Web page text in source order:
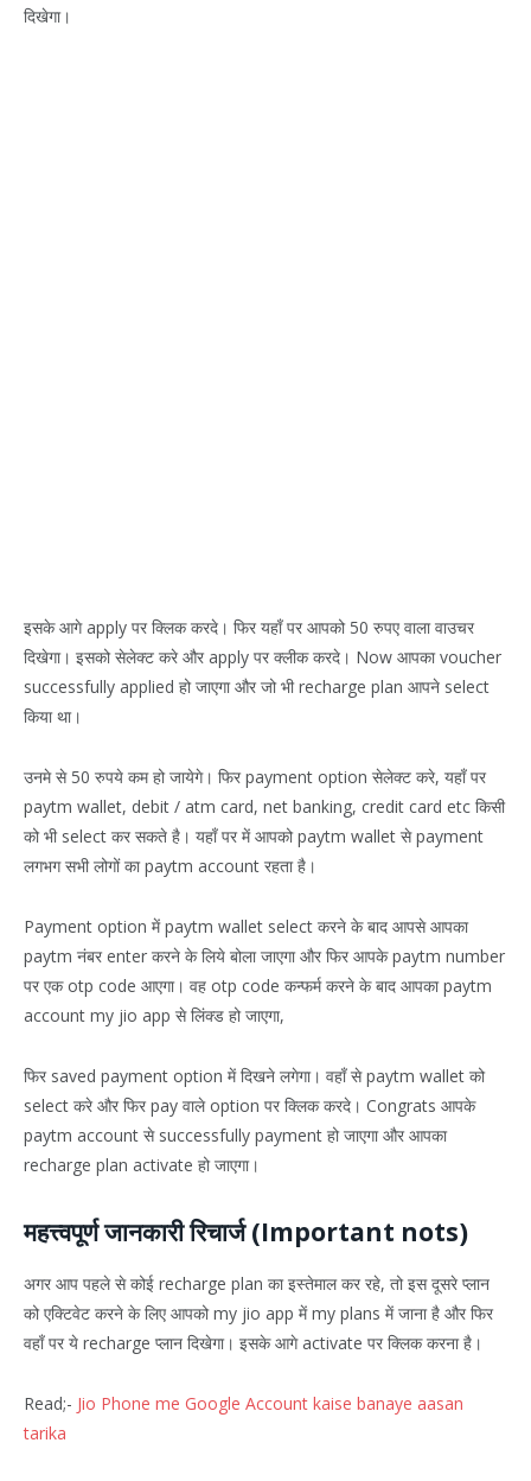
दिखेगा।
इसके आगे apply पर क्लिक करदे। फिर यहाँ पर आपको 50 रुपए वाला वाउचर
दिखेगा। इसको सेलेक्ट करे और apply पर क्लीक करदे। Now आपका voucher
successfully applied हो जाएगा और जो भी recharge plan आपने select
किया था।
उनमे से 50 रुपये कम हो जायेगे। फिर payment option सेलेक्ट करे, यहाँ पर
paytm wallet, debit / atm card, net banking, credit card etc किसी
को भी select कर सकते है। यहाँ पर में आपको paytm wallet से payment
लगभग सभी लोगों का paytm account रहता है।
Payment option में paytm wallet select करने के बाद आपसे आपका
paytm नंबर enter करने के लिये बोला जाएगा और फिर आपके paytm number
पर एक otp code आएगा। वह otp code कन्फर्म करने के बाद आपका paytm
account my jio app से लिंक्ड हो जाएगा,
फिर saved payment option में दिखने लगेगा। वहाँ से paytm wallet को
select करे और फिर pay वाले option पर क्लिक करदे। Congrats आपके
paytm account से successfully payment हो जाएगा और आपका
recharge plan activate हो जाएगा।
महत्त्वपूर्ण जानकारी रिचार्ज (Important nots)
अगर आप पहले से कोई recharge plan का इस्तेमाल कर रहे, तो इस दूसरे प्लान
को एक्टिवेट करने के लिए आपको my jio app में my plans में जाना है और फिर
वहाँ पर ये recharge प्लान दिखेगा। इसके आगे activate पर क्लिक करना है।
Read;- Jio Phone me Google Account kaise banaye aasan
tarika